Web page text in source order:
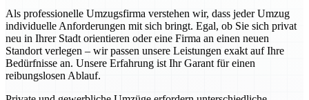
Als professionelle Umzugsfirma verstehen wir, dass jeder Umzug
individuelle Anforderungen mit sich bringt. Egal, ob Sie sich privat
neu in Ihrer Stadt orientieren oder eine Firma an einen neuen
Standort verlegen – wir passen unsere Leistungen exakt auf Ihre
Bedürfnisse an. Unsere Erfahrung ist Ihr Garant für einen
reibungslosen Ablauf.